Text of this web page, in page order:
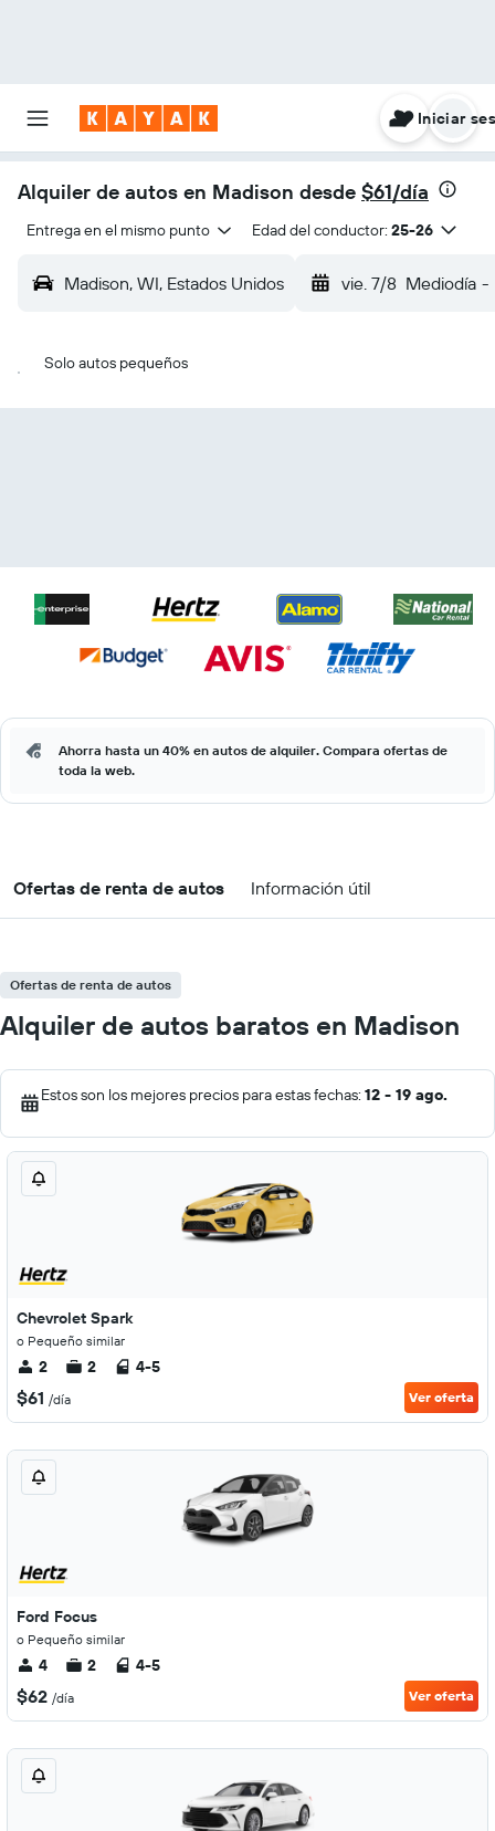
Iniciar
Alquiler de autos en Madison desde $61/día
Entrega en el mismo punto Edad del conductor: 25-26
Madison, WI, Estados Unidos vie. 7/8 Mediodía -
Solo autos pequeños
Ahorra hasta un 40% en autos de alquiler. Compara ofertas de
toda la web.
Ofertas de renta de autos Información útil
Ofertas de renta de autos
Alquiler de autos baratos en Madison
Estos son los mejores precios para estas fechas: 12 - 19 ago.
Chevrolet Spark
o Pequeño similar
2 2 4-5
$61 /día Ver oferta
Ford Focus
o Pequeño similar
4 2 4-5
$62 /día Ver oferta